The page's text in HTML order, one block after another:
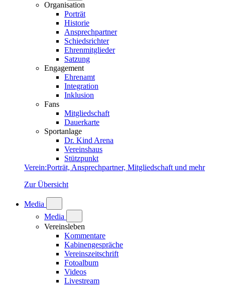
Organisation
Porträt
Historie
Ansprechpartner
Schiedsrichter
Ehrenmitglieder
Satzung
Engagement
Ehrenamt
Integration
Inklusion
Fans
Mitgliedschaft
Dauerkarte
Sportanlage
Dr. Kind Arena
Vereinshaus
Stützpunkt
Verein:Porträt, Ansprechpartner, Mitgliedschaft und mehr
Zur Übersicht
Media
Media
Vereinsleben
Kommentare
Kabinengespräche
Vereinszeitschrift
Fotoalbum
Videos
Livestream